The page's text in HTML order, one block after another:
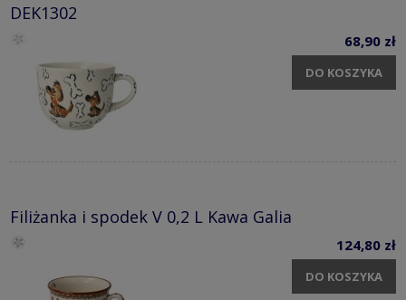
DEK1302
68,90 zł
DO KOSZYKA
Filiżanka i spodek V 0,2 L Kawa Galia
124,80 zł
DO KOSZYKA